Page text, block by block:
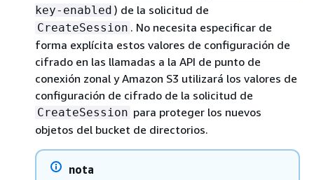
key-enabled ) de la solicitud de
CreateSession . No necesita especificar de
forma explícita estos valores de configuración de
cifrado en las llamadas a la API de punto de
conexión zonal y Amazon S3 utilizará los valores de
configuración de cifrado de la solicitud de
CreateSession para proteger los nuevos
objetos del bucket de directorios.
nota